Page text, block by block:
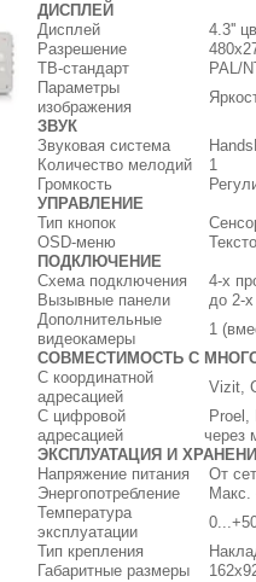
ДИСПЛЕЙ
Дисплей
4.3''
Разрешение
ТВ-стандарт
PAL/
Параметры
изображения
ЗВУК
Звуковая система
Количество мелодий
1
Громкость
УПРАВЛЕНИЕ
Тип кнопок
OSD-меню
ПОДКЛЮЧЕНИЕ
Схема подключения
4-х
Вызывные панели
до 2-х
Дополнительные
видеокамеры
1
СОВМЕСТИМОСТЬ С
С координатной
адресацией
Vizit,
С цифровой
адресацией
Proel,
через
ЭКСПЛУАТАЦИЯ И
Напряжение питания
От
Энергопотребление
Макс.
Температура
эксплуатации
Тип крепления
Габаритные размеры